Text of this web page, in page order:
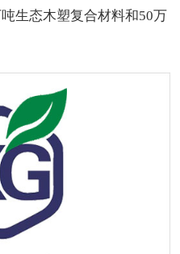
生态木塑复合材料和50万